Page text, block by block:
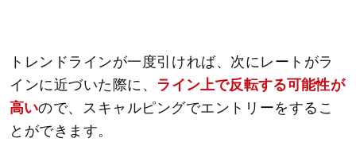
トレンドラインが一度引ければ、次にレートがラ
インに近づいた際に、 ライン上で反転する可能性が
高いので、スキャルピングでエントリーをするこ
とができます。